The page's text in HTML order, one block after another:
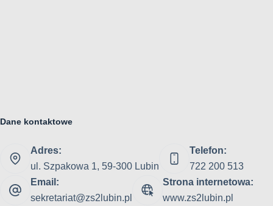
Dane kontaktowe
Adres:
ul. Szpakowa 1, 59-300 Lubin
Telefon:
722 200 513
Email:
sekretariat@zs2lubin.pl
Strona internetowa:
www.zs2lubin.pl